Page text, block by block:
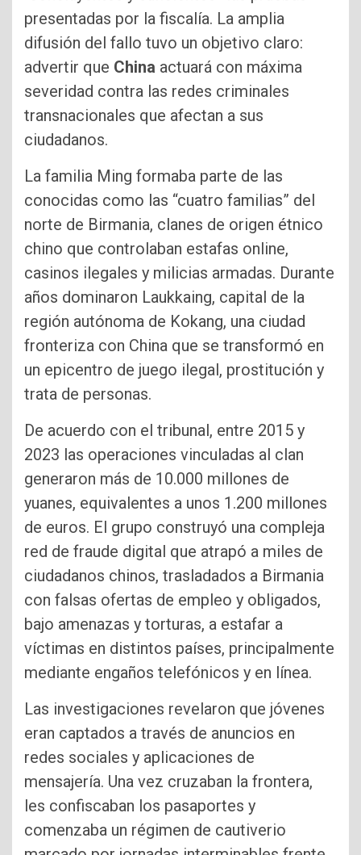
presentadas por la fiscalía. La amplia
difusión del fallo tuvo un objetivo claro:
advertir que China actuará con máxima
severidad contra las redes criminales
transnacionales que afectan a sus
ciudadanos.
La familia Ming formaba parte de las
conocidas como las “cuatro familias” del
norte de Birmania, clanes de origen étnico
chino que controlaban estafas online,
casinos ilegales y milicias armadas. Durante
años dominaron Laukkaing, capital de la
región autónoma de Kokang, una ciudad
fronteriza con China que se transformó en
un epicentro de juego ilegal, prostitución y
trata de personas.
De acuerdo con el tribunal, entre 2015 y
2023 las operaciones vinculadas al clan
generaron más de 10.000 millones de
yuanes, equivalentes a unos 1.200 millones
de euros. El grupo construyó una compleja
red de fraude digital que atrapó a miles de
ciudadanos chinos, trasladados a Birmania
con falsas ofertas de empleo y obligados,
bajo amenazas y torturas, a estafar a
víctimas en distintos países, principalmente
mediante engaños telefónicos y en línea.
Las investigaciones revelaron que jóvenes
eran captados a través de anuncios en
redes sociales y aplicaciones de
mensajería. Una vez cruzaban la frontera,
les confiscaban los pasaportes y
comenzaba un régimen de cautiverio